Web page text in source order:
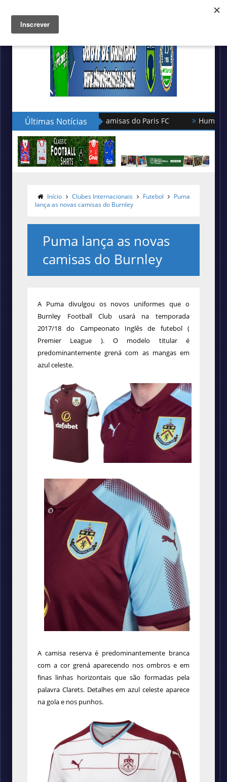
Últimas Notícias Hummel lança as novas camisas do
Início Clubes Internacionais Futebol
Puma
lança as novas camisas do Burnley
Puma lança as novas
camisas do Burnley
A Puma divulgou os novos uniformes que o
Burnley Football Club usará na temporada
2017/18 do Campeonato Inglês de futebol (
Premier League ). O modelo titular é
predominantemente grená com as mangas em
azul celeste.
A camisa reserva é predominantemente branca
com a cor grená aparecendo nos ombros e em
finas linhas horizontais que são formadas pela
palavra Clarets. Detalhes em azul celeste aparece
na gola e nos punhos.